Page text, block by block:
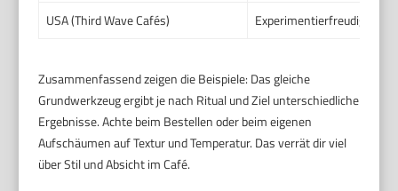
USA (Third Wave Cafés)
Experimentierfreudig.
Zusammenfassend zeigen die Beispiele: Das gleiche
Grundwerkzeug ergibt je nach Ritual und Ziel unterschiedliche
Ergebnisse. Achte beim Bestellen oder beim eigenen
Aufschäumen auf Textur und Temperatur. Das verrät dir viel
über Stil und Absicht im Café.